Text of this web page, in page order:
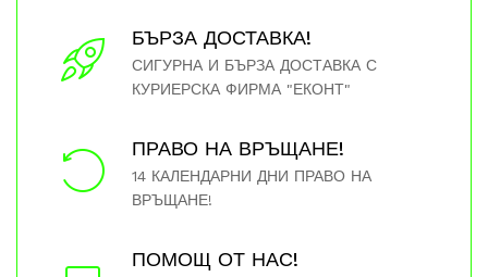
БЪРЗА ДОСТАВКА!
СИГУРНА И БЪРЗА ДОСТАВКА С
КУРИЕРСКА ФИРМА "ЕКОНТ"
ПРАВО НА ВРЪЩАНЕ!
14 КАЛЕНДАРНИ ДНИ ПРАВО НА
ВРЪЩАНЕ!
ПОМОЩ ОТ НАС!